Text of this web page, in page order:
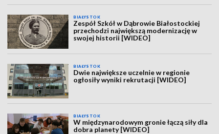
BIAŁYSTOK
Zespół Szkół w Dąbrowie Białostockiej
przechodzi największą modernizację w
swojej historii [WIDEO]
BIAŁYSTOK
Dwie największe uczelnie w regionie
ogłosiły wyniki rekrutacji [WIDEO]
BIAŁYSTOK
W międzynarodowym gronie łączą siły dla
dobra planety [WIDEO]